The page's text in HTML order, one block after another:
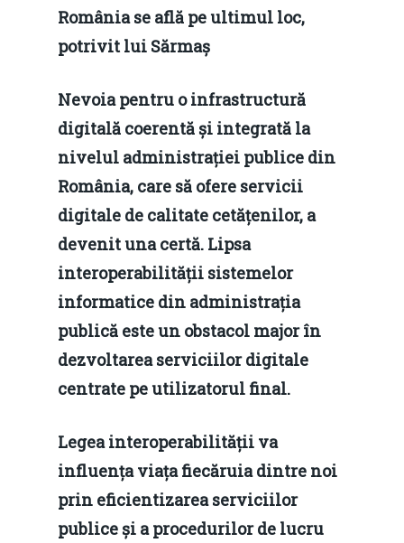
România se află pe ultimul loc,
potrivit lui Sărmaș
Nevoia pentru o infrastructură
digitală coerentă și integrată la
nivelul administrației publice din
România, care să ofere servicii
digitale de calitate cetățenilor, a
devenit una certă. Lipsa
interoperabilității sistemelor
informatice din administrația
publică este un obstacol major în
dezvoltarea serviciilor digitale
centrate pe utilizatorul final.
Legea interoperabilității va
influența viața fiecăruia dintre noi
prin eficientizarea serviciilor
publice și a procedurilor de lucru